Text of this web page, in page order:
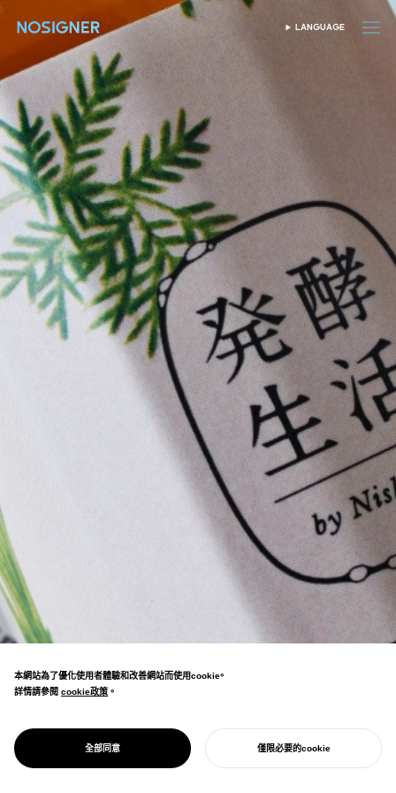
首頁 SELECT LANGUAGE
LANGUAGE
PROJECT
發酵生活
為代表京都的老字號醃菜店創造全新事業，並
進軍京都車站內。
本網站為了優化使用者體驗和改善網站而使用cookie。
詳情請參閱 cookie政策
cookie政策 。
全部同意 僅限必要的cookie